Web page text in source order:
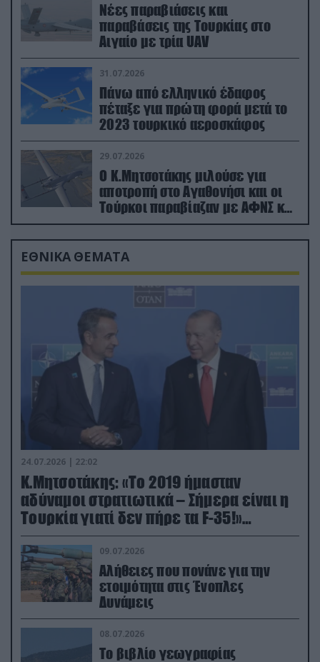
Νέες παραβιάσεις και
παραβάσεις της Τουρκίας στο
Αιγαίο με τρία UAV
31.07.2026
Πάνω από ελληνικό έδαφος
πέταξε για πρώτη φορά μετά το
2023 τουρκικό αεροσκάφος
29.07.2026
Ο Κ.Μητσοτάκης μιλούσε για
αποτροπή στο Αγαθονήσι και οι
Τούρκοι παραβίαζαν με ΑΦΝΣ και
drone
ΕΘΝΙΚΑ ΘΕΜΑΤΑ
24.07.2026 | 22:02
Κ.Μητσοτάκης: «Το 2019 ήμασταν
αδύναμοι στρατιωτικά – Σήμερα είναι η
Τουρκία γιατί δεν πήρε τα F-35!»
(βίντεο)
09.07.2026
Αλήθειες που πονάνε για την
ετοιμότητα στις Ένοπλες
Δυνάμεις
08.07.2026
Το βιβλίο γεωγραφίας